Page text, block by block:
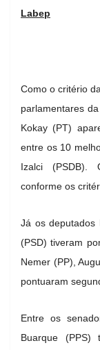
Labep
Como o critério
parlamentares
Kokay (PT)
entre os 10
Izalci (PSDB).
conforme os
Já os deputados
(PSD) tiveram
Nemer (PP),
pontuaram
Entre os
Buarque (PPS)